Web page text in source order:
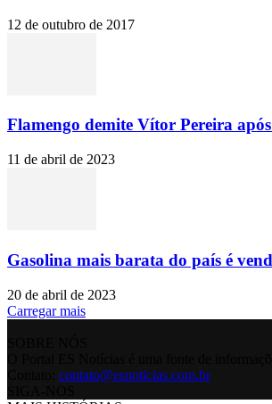
12 de outubro de 2017
Flamengo demite Vítor Pereira
11 de abril de 2023
Gasolina mais barata do país é
20 de abril de 2023
Carregar mais
contato@esnoticias.com.br